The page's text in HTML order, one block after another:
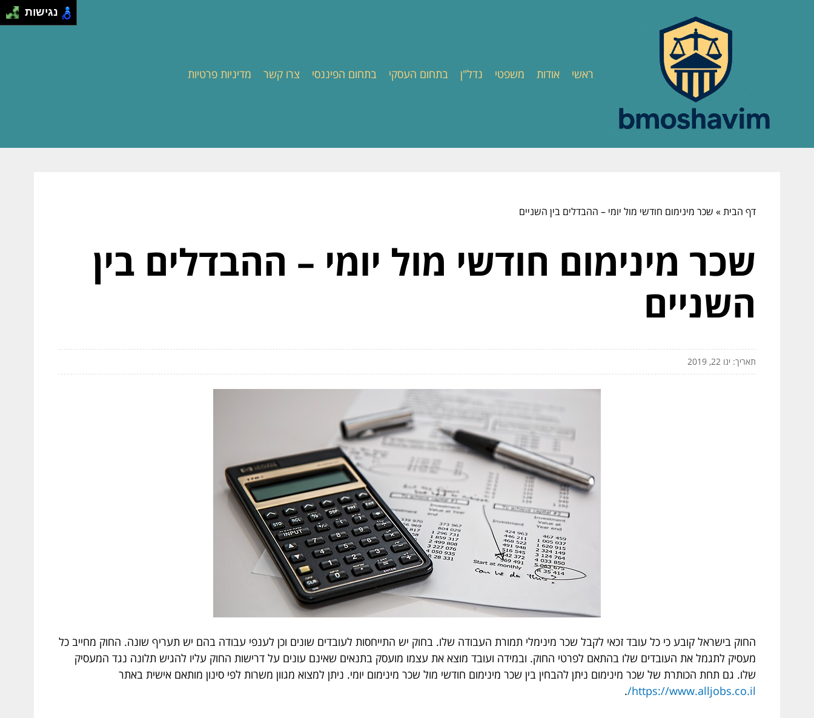
ראשי אודות משפטי נדל"ן בתחום העסקי בתחום הפיננסי צרו קשר מדיניות פרטיות
דף הבית» שכר מינימום חודשי מול יומי – ההבדלים בין השניים
שכר מינימום חודשי מול יומי – ההבדלים בין
השניים
תאריך: ינו 22, 2019
החוק בישראל קובע כי כל עובד זכאי לקבל שכר מינימלי תמורת העבודה שלו. בחוק יש התייחסות לעובדים שונים וכן לענפי עבודה בהם יש תעריף שונה. החוק מחייב כל
מעסיק לתגמל את העובדים שלו בהתאם לפרטי החוק. ובמידה ועובד מוצא את עצמו מועסק בתנאים שאינם עונים על דרישות החוק עליו להגיש תלונה נגד המעסיק
שלו. גם תחת הכותרת של שכר מינימום ניתן להבחין בין שכר מינימום חודשי מול שכר מינימום יומי. ניתן למצוא מגוון משרות לפי סינון מותאם אישית באתר
https://www.alljobs.co.il/
.
נגישות